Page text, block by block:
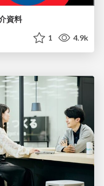
資料
1 4.9k